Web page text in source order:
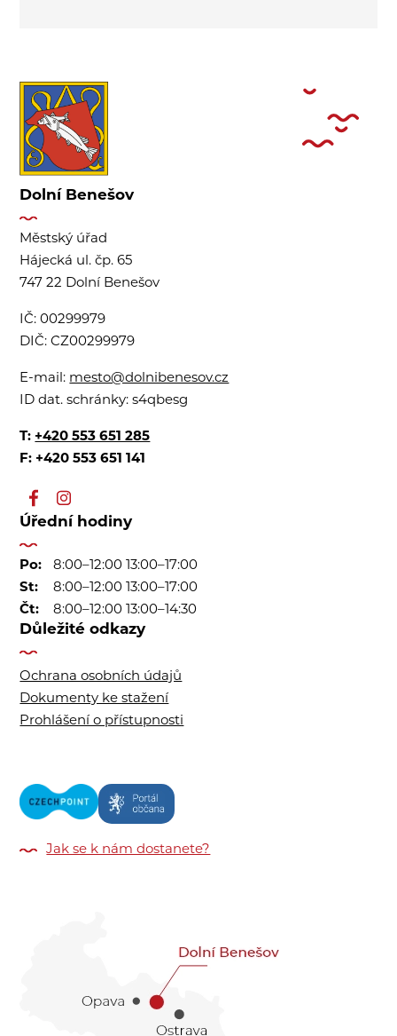
Dolní Benešov
Městský úřad
Hájecká ul. čp. 65
747 22 Dolní Benešov
IČ:00299979
DIČ:CZ00299979
E-mail: mesto@dolnibenesov.cz
ID dat. schránky:s4qbesg
T: +420 553 651 285
F: +420 553 651 141
Úřední hodiny
Po:
8:00–12:00 13:00–17:00
St:
8:00–12:00 13:00–17:00
Čt:
8:00–12:00 13:00–14:30
Důležité odkazy
Ochrana osobních údajů
Dokumenty ke stažení
Prohlášení o přístupnosti
Jak se k nám dostanete?